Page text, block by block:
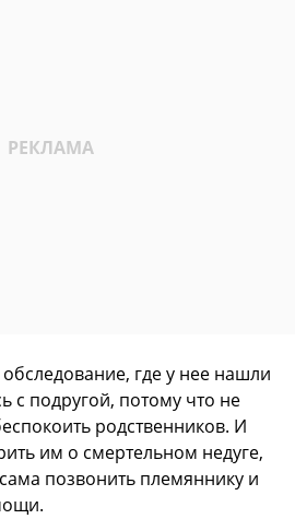
где у нее нашли
с подругой, потому что не
родственников. И
им о смертельном недуге,
позвонить племяннику и